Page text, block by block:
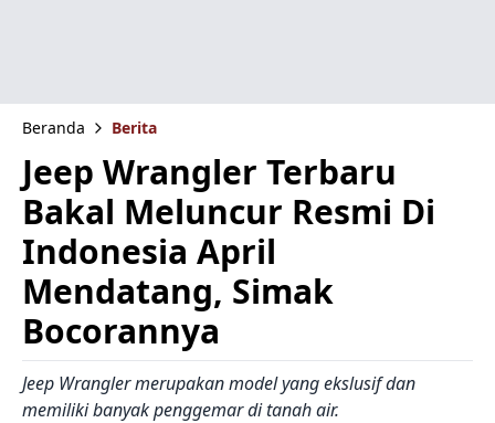
Beranda Berita
Jeep Wrangler Terbaru
Bakal Meluncur Resmi Di
Indonesia April
Mendatang, Simak
Bocorannya
Jeep Wrangler merupakan model yang ekslusif dan
memiliki banyak penggemar di tanah air.